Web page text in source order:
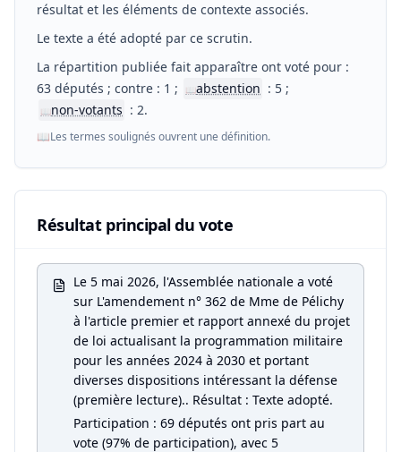
résultat et les éléments de contexte associés.
Le texte a été adopté par ce scrutin.
La répartition publiée fait apparaître ont voté pour :
63 députés ; contre : 1 ;
📖abstention : 5 ;
📖non-votants : 2.
📖Les termes soulignés ouvrent une définition.
Résultat principal du vote
Le 5 mai 2026, l'Assemblée nationale a voté
sur L'amendement n° 362 de Mme de Pélichy
à l'article premier et rapport annexé du projet
de loi actualisant la programmation militaire
pour les années 2024 à 2030 et portant
diverses dispositions intéressant la défense
(première lecture).. Résultat : Texte adopté.
Participation : 69 députés ont pris part au
vote (97% de participation), avec 5